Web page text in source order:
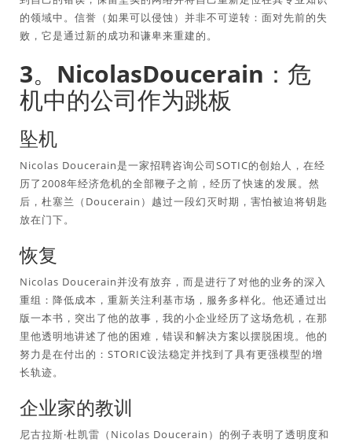
的领域中。信誉（如果可以侵蚀）并非不可逆转：面对先前的失
败，它是通过新的成功和谦卑来重建的。
3。NicolasDoucerain：危
机中的公司作为跳板
坠机
Nicolas Doucerain是一家招聘咨询公司SOTIC的创始人，在经
历了2008年经济危机的全部鞭子之前，经历了快速的发展。然
后，杜塞兰（Doucerain）越过一段幻灭时期，害怕被迫将钥匙
放在门下。
恢复
Nicolas Doucerain并没有放弃，而是进行了对他的业务的深入
重组：降低成本，重新关注利基市场，服务多样化。他还通过出
版一本书，突出了他的故事，我的小企业经历了这场危机，在那
里他透明地讲述了他的困难，错误和解决方案以摆脱困境。他的
努力是在付出的：STORIC设法稳定并找到了具有更强模型的增
长轨迹。
企业家的教训
尼古拉斯·杜凯雷（Nicolas Doucerain）的例子表明了透明度和